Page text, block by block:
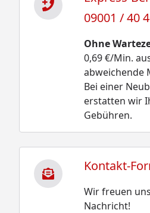
09001 / 40
Ohne
0,69 €/Min.
abweichende
Bei einer
erstatten wir
Gebühren.
Kontakt-
Wir freuen
Nachricht!